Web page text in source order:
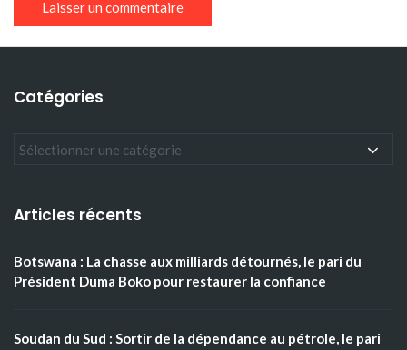
Catégories
Articles récents
Botswana : La chasse aux milliards détournés, le pari du
Président Duma Boko pour restaurer la confiance
Soudan du Sud : Sortir de la dépendance au pétrole, le pari